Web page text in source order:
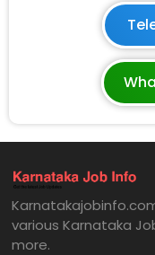
various Karnataka
more.